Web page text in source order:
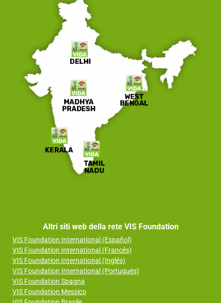
Altri siti web della rete VIS Foundation
VIS Foundation International (Español)
VIS Foundation International (Francés)
VIS Foundation International (Inglés)
VIS Foundation International (Portugués)
VIS Foundation Spagna
VIS Foundation Messico